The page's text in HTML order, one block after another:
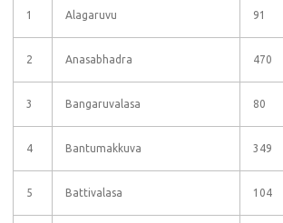
1 Alagaruvu 91
2 Anasabhadra 470
3 Bangaruvalasa 80
4 Bantumakkuva 349
5 Battivalasa 104